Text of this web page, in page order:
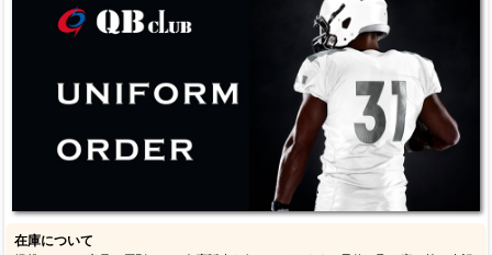
在庫について